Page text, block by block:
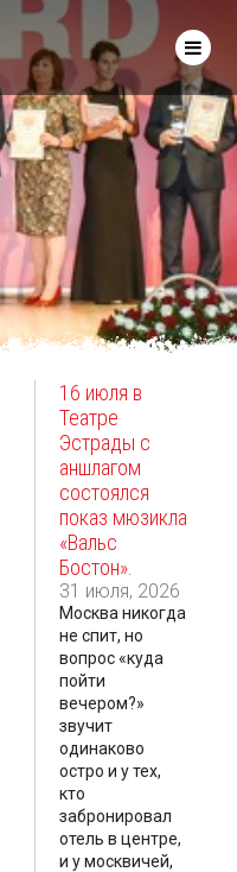
16 июля в
Театре
Эстрады с
аншлагом
состоялся
показ мюзикла
«Вальс
Бостон».
31 июля, 2026
Москва никогда
не спит, но
вопрос «куда
пойти
вечером?»
звучит
одинаково
остро и у тех,
кто
забронировал
отель в центре,
и у москвичей,